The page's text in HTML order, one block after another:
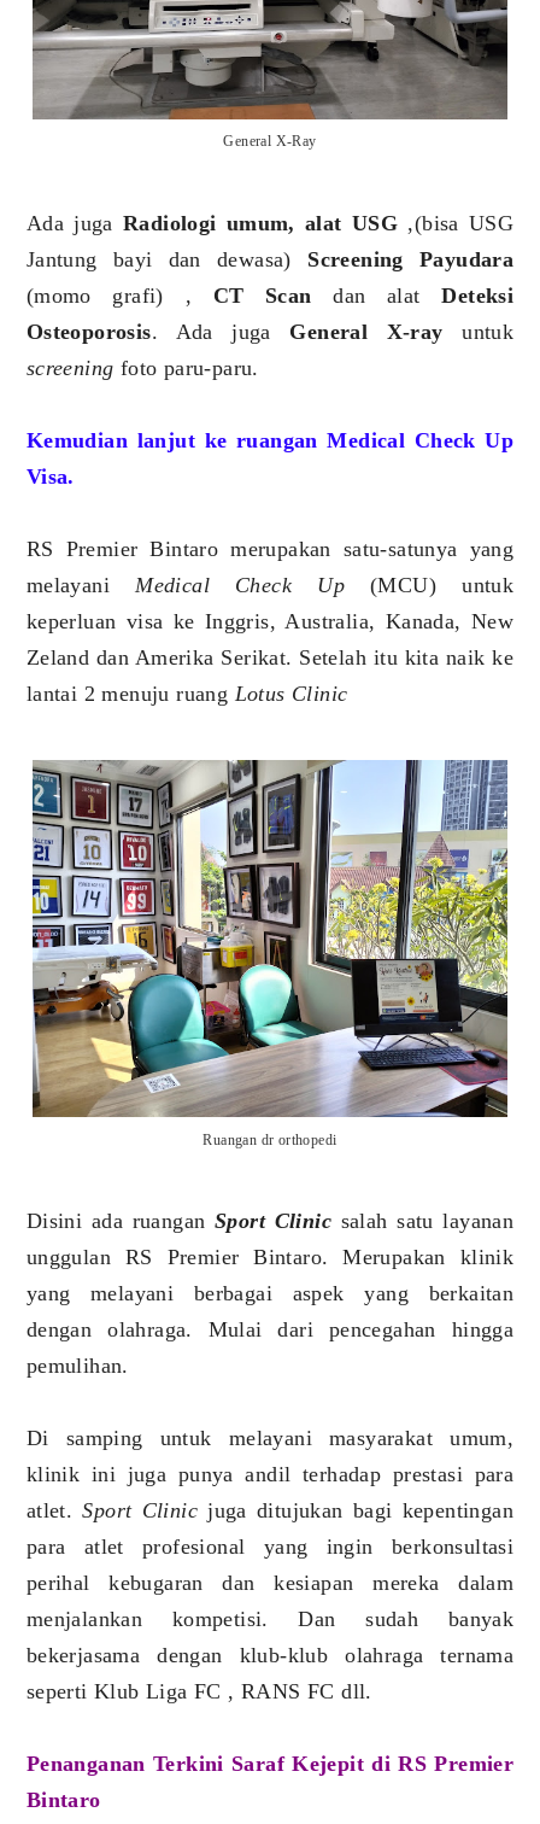
General X-Ray
Ada jugaRadiologi umum, alat USG ,(bisa USG
Jantung bayi dan dewasa) Screening Payudara
(momo grafi) , CT Scan dan alatDeteksi
Osteoporosis. Ada juga General X-ray untuk
screening foto paru-paru.
Kemudian lanjut ke ruangan Medical Check Up
Visa.
RS Premier Bintaro merupakan satu-satunya yang
melayani Medical Check Up(MCU) untuk
keperluan visa ke Inggris, Australia, Kanada, New
Zeland dan Amerika Serikat. Setelah itu kita naik ke
lantai 2 menuju ruang Lotus Clinic
Ruangan dr orthopedi
Disini ada ruangan Sport Clinicsalah satu layanan
unggulan RS Premier Bintaro. Merupakan klinik
yang melayani berbagai aspek yang berkaitan
dengan olahraga. Mulai dari pencegahan hingga
pemulihan.
Di samping untuk melayani masyarakat umum,
klinik ini juga punya andil terhadap prestasi para
atlet.Sport Clinic juga ditujukan bagi kepentingan
para atlet profesional yang ingin berkonsultasi
perihal kebugaran dan kesiapan mereka dalam
menjalankan kompetisi. Dan sudah banyak
bekerjasama dengan klub-klub olahraga ternama
seperti Klub Liga FC , RANS FC dll.
Penanganan Terkini Saraf Kejepit di RS Premier
Bintaro